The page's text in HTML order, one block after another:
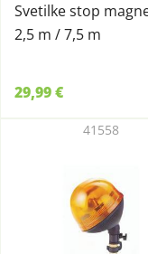
Svetilke stop
2,5 m / 7,5 m
29,99 €
41558